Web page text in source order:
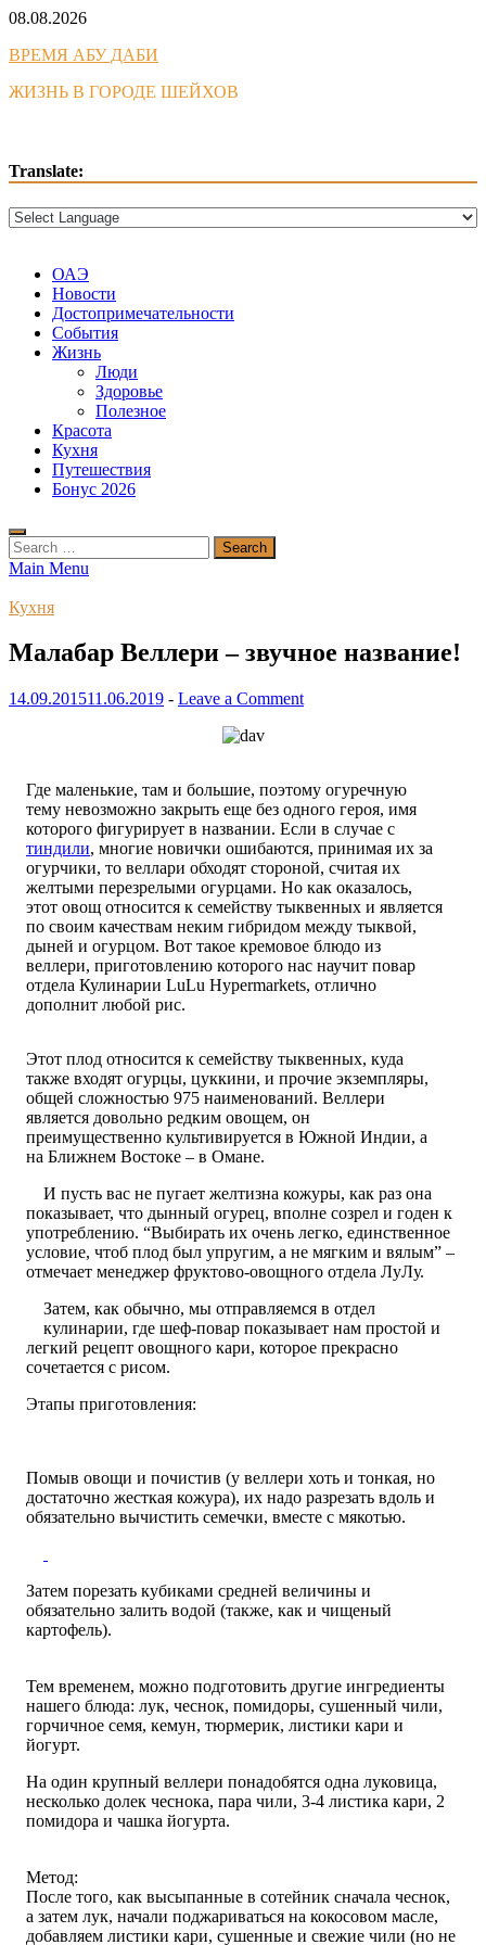
Skip
content
08.08.2026
ВРЕМЯ АБУ ДАБИ
ЖИЗНЬ В ГОРОДЕ ШЕЙХОВ
Translate:
ОАЭ
Новости
Достопримечательности
События
Жизнь
Люди
Здоровье
Полезное
Красота
Кухня
Путешествия
Бонус 2026
Search
for:
Main Menu
Кухня
Малабар Веллери – звучное название!
14.09.201511.06.2019 - Leave a Comment
Где маленькие, там и большие, поэтому огуречную
тему невозможно закрыть еще без одного героя, имя
которого фигурирует в названии. Если в случае с
тиндили, многие новички ошибаются, принимая их за
огурчики, то веллари обходят стороной, считая их
желтыми перезрелыми огурцами. Но как оказалось,
этот овощ относится к семейству тыквенных и является
по своим качествам неким гибридом между тыквой,
дыней и огурцом. Вот такое кремовое блюдо из
веллери, приготовлению которого нас научит повар
отдела Кулинарии LuLu Hypermarkets, отлично
дополнит любой рис.
Этот плод относится к семейству тыквенных, куда
также входят огурцы, цуккини, и прочие экземпляры,
общей сложностью 975 наименований. Веллери
является довольно редким овощем, он
преимущественно культивируется в Южной Индии, а
на Ближнем Востоке – в Омане.
И пусть вас не пугает желтизна кожуры, как раз она
показывает, что дынный огурец, вполне созрел и годен к
употреблению. “Выбирать их очень легко, единственное
условие, чтоб плод был упругим, а не мягким и вялым” –
отмечает менеджер фруктово-овощного отдела ЛуЛу.
Затем, как обычно, мы отправляемся в отдел
кулинарии, где шеф-повар показывает нам простой и
легкий рецепт овощного кари, которое прекрасно
сочетается с рисом.
Этапы приготовления:
Помыв овощи и почистив (у веллери хоть и тонкая, но
достаточно жесткая кожура), их надо разрезать вдоль и
обязательно вычистить семечки, вместе с мякотью.
Затем порезать кубиками средней величины и
обязательно залить водой (также, как и чищеный
картофель).
Тем временем, можно подготовить другие ингредиенты
нашего блюда: лук, чеснок, помидоры, сушенный чили,
горчичное семя, кемун, тюрмерик, листики кари и
йогурт.
На один крупный веллери понадобятся одна луковица,
несколько долек чеснока, пара чили, 3-4 листика кари, 2
помидора и чашка йогурта.
Метод:
После того, как высыпанные в сотейник сначала чеснок,
а затем лук, начали поджариваться на кокосовом масле,
добавляем листики кари, сушенные и свежие чили (но не